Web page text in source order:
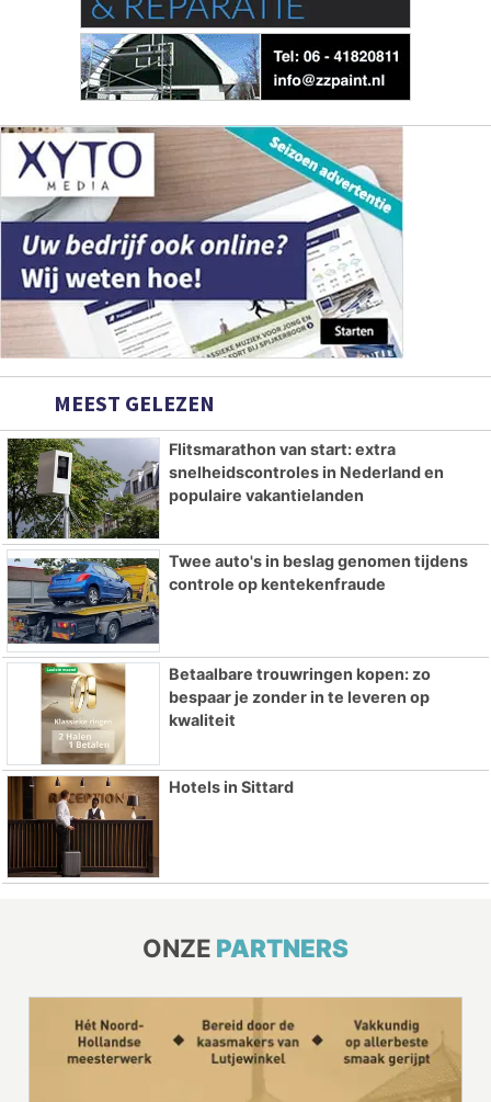
MEEST GELEZEN
Flitsmarathon van start: extra
snelheidscontroles in Nederland en
populaire vakantielanden
Twee auto's in beslag genomen tijdens
controle op kentekenfraude
Betaalbare trouwringen kopen: zo
bespaar je zonder in te leveren op
kwaliteit
Hotels in Sittard
ONZE PARTNERS